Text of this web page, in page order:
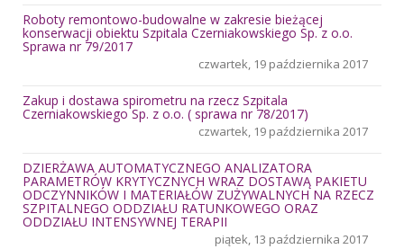
Roboty remontowo-budowalne w zakresie bieżącej
konserwacji obiektu Szpitala Czerniakowskiego Sp. z o.o.
Sprawa nr 79/2017
czwartek, 19 października 2017
Zakup i dostawa spirometru na rzecz Szpitala
Czerniakowskiego Sp. z o.o. ( sprawa nr 78/2017)
czwartek, 19 października 2017
DZIERŻAWA AUTOMATYCZNEGO ANALIZATORA
PARAMETRÓW KRYTYCZNYCH WRAZ DOSTAWĄ PAKIETU
ODCZYNNIKÓW I MATERIAŁÓW ZUŻYWALNYCH NA RZECZ
SZPITALNEGO ODDZIAŁU RATUNKOWEGO ORAZ
ODDZIAŁU INTENSYWNEJ TERAPII
piątek, 13 października 2017